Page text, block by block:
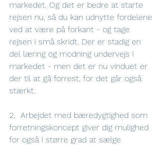
markedet. Og det er bedre at starte
rejsen nu, så du kan udnytte fordelene
ved at være på forkant - og tage
rejsen i små skridt. Der er stadig en
del læring og modning undervejs i
markedet - men det er nu vinduet er
der til at gå forrest, for det går også
stærkt.
2.  Arbejdet med bæredygtighed som
forretningskoncept giver dig mulighed
for også i større grad at sælge